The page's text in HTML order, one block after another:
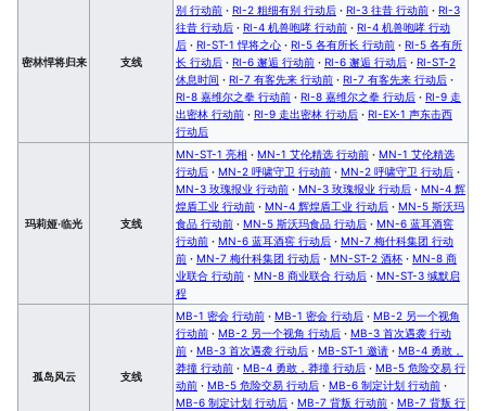
密林悍将归来 支线
别 行动前 · RI-2 粗细有别 行动后 · RI-3 往昔 行动前 · RI-3
往昔 行动后 · RI-4 机兽咆哮 行动前 · RI-4 机兽咆哮 行动
后 · RI-ST-1 悍将之心 · RI-5 各有所长 行动前 · RI-5 各有所
长 行动后 · RI-6 邂逅 行动前 · RI-6 邂逅 行动后 · RI-ST-2
休息时间 · RI-7 有客先来 行动前 · RI-7 有客先来 行动后 ·
RI-8 嘉维尔之拳 行动前 · RI-8 嘉维尔之拳 行动后 · RI-9 走
出密林 行动前 · RI-9 走出密林 行动后 · RI-EX-1 声东击西
行动后
玛莉娅·临光 支线
MN-ST-1 亮相 · MN-1 艾伦精选 行动前 · MN-1 艾伦精选
行动后 · MN-2 呼啸守卫 行动前 · MN-2 呼啸守卫 行动后 ·
MN-3 玫瑰报业 行动前 · MN-3 玫瑰报业 行动后 · MN-4 辉
煌盾工业 行动前 · MN-4 辉煌盾工业 行动后 · MN-5 斯沃玛
食品 行动前 · MN-5 斯沃玛食品 行动后 · MN-6 蓝耳酒窖
行动前 · MN-6 蓝耳酒窖 行动后 · MN-7 梅什科集团 行动
前 · MN-7 梅什科集团 行动后 · MN-ST-2 酒杯 · MN-8 商
业联合 行动前 · MN-8 商业联合 行动后 · MN-ST-3 缄默启
程
孤岛风云 支线
MB-1 密会 行动前 · MB-1 密会 行动后 · MB-2 另一个视角
行动前 · MB-2 另一个视角 行动后 · MB-3 首次遇袭 行动
前 · MB-3 首次遇袭 行动后 · MB-ST-1 邀请 · MB-4 勇敢，
莽撞 行动前 · MB-4 勇敢，莽撞 行动后 · MB-5 危险交易 行
动前 · MB-5 危险交易 行动后 · MB-6 制定计划 行动前 ·
MB-6 制定计划 行动后 · MB-7 背叛 行动前 · MB-7 背叛 行